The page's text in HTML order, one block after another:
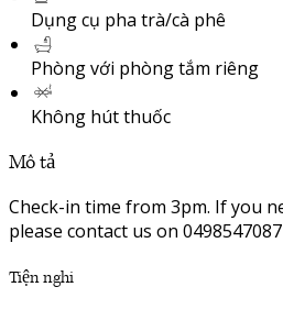
Dụng cụ pha trà/cà phê
Phòng với phòng tắm riêng
Không hút thuốc
Mô tả
Check-in time from 3pm. If you
please contact us on 0498547087
Tiện nghi